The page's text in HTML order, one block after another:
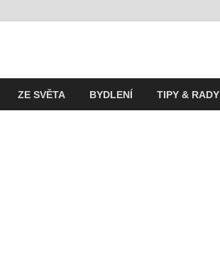
Dnešní život
ZE SVĚTA BYDLENÍ TIPY & RADY